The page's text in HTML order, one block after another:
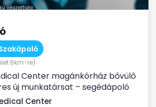
6km-re)
Center magánkórház bővülő
új munkatársat – segédápoló
Center